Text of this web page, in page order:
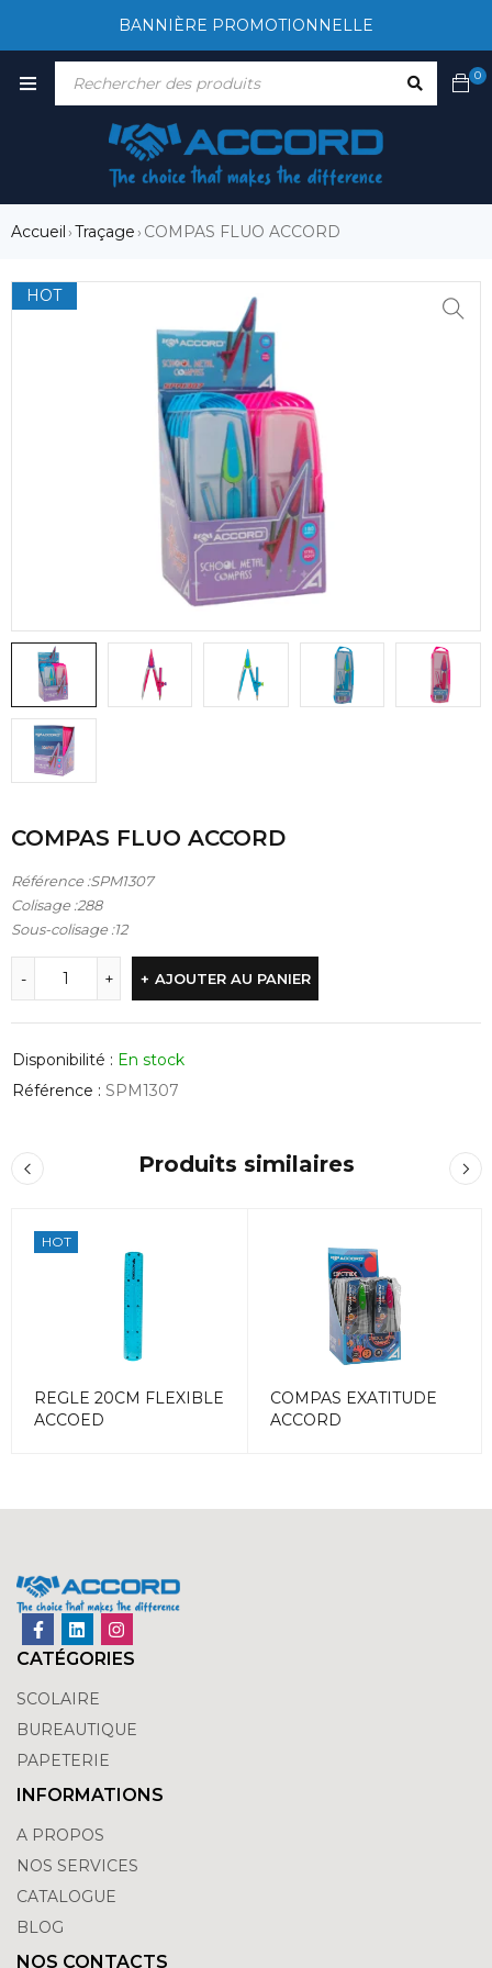
BANNIÈRE PROMOTIONNELLE
0
Accueil›Traçage› COMPAS FLUO ACCORD
HOT
COMPAS FLUO ACCORD
Référence :SPM1307
Colisage :288
Sous-colisage :12
AJOUTER AU PANIER
Disponibilité : En stock
Référence : SPM1307
Produits similaires
HOT
REGLE 20CM FLEXIBLE
ACCOED
COMPAS EXATITUDE
ACCORD
CATÉGORIES
SCOLAIRE
BUREAUTIQUE
PAPETERIE
INFORMATIONS
A PROPOS
NOS SERVICES
CATALOGUE
BLOG
NOS CONTACTS